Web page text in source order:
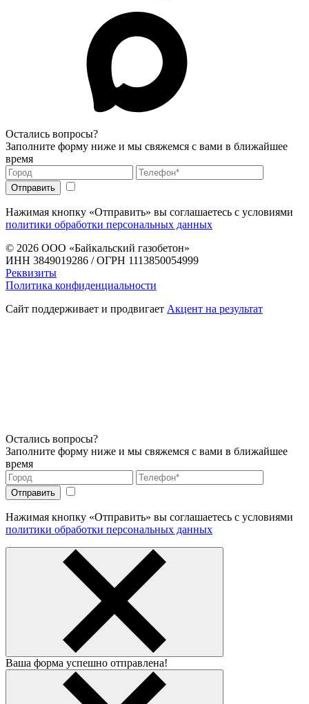
Остались вопросы?
Заполните форму ниже и мы свяжемся с вами в ближайшее
время
Нажимая кнопку «Отправить» вы соглашаетесь с условиями
политики обработки персональных данных
© 2026 ООО «Байкальский газобетон»
ИНН 3849019286 / ОГРН 1113850054999
Реквизиты
Политика конфиденциальности
Сайт поддерживает и продвигает Акцент на результат
Остались вопросы?
Заполните форму ниже и мы свяжемся с вами в ближайшее
время
Нажимая кнопку «Отправить» вы соглашаетесь с условиями
политики обработки персональных данных
Ваша форма успешно отправлена!